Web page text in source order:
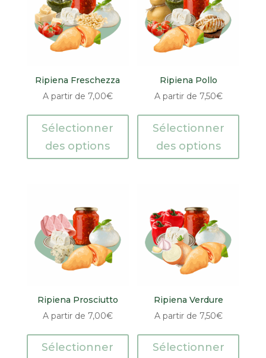
Ripiena Freschezza
A partir de 7,00€
Sélectionner
des options
Ripiena Pollo
A partir de 7,50€
Sélectionner
des options
Ripiena Prosciutto
A partir de 7,00€
Sélectionner
Ripiena Verdure
A partir de 7,50€
Sélectionner